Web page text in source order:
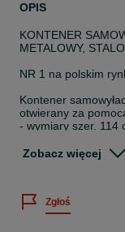
OPIS
KONTENER
METALOWY,
NR 1 na polskim
Kontener
otwierany za
- wymiary szer. 114
- waga 260 kg (
- różne pojemności
- stal certyfikowana
Zobacz więcej
Zgłoś